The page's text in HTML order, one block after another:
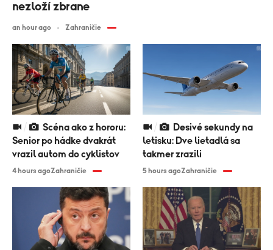
nezloží zbrane
an hour ago Zahraničie
Senior po hádke dvakrát
vrazil autom do cyklistov
4 hours agoZahraničie
letisku: Dve lietadlá sa
takmer zrazili
5 hours agoZahraničie